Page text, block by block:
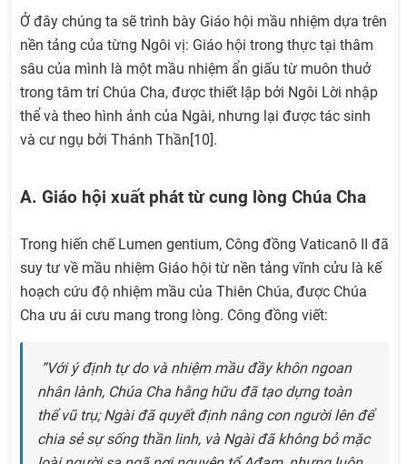
Ở đây chúng ta sẽ trình bày Giáo hội mầu nhiệm dựa trên
nền tảng của từng Ngôi vị: Giáo hội trong thực tại thâm
sâu của mình là một mầu nhiệm ẩn giấu từ muôn thuở
trong tâm trí Chúa Cha, được thiết lập bởi Ngôi Lời nhập
thể và theo hình ảnh của Ngài, nhưng lại được tác sinh
và cư ngụ bởi Thánh Thần[10].
A. Giáo hội xuất phát từ cung lòng Chúa Cha
Trong hiến chế Lumen gentium, Công đồng Vaticanô II đã
suy tư về mầu nhiệm Giáo hội từ nền tảng vĩnh cửu là kế
hoạch cứu độ nhiệm mầu của Thiên Chúa, được Chúa
Cha ưu ái cưu mang trong lòng. Công đồng viết:
“Với ý định tự do và nhiệm mầu đầy khôn ngoan
nhân lành, Chúa Cha hằng hữu đã tạo dựng toàn
thể vũ trụ; Ngài đã quyết định nâng con người lên để
chia sẻ sự sống thần linh, và Ngài đã không bỏ mặc